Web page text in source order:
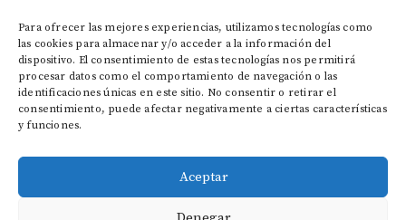
Para ofrecer las mejores experiencias, utilizamos tecnologías como
las cookies para almacenar y/o acceder a la información del
dispositivo. El consentimiento de estas tecnologías nos permitirá
procesar datos como el comportamiento de navegación o las
identificaciones únicas en este sitio. No consentir o retirar el
consentimiento, puede afectar negativamente a ciertas características
y funciones.
Aceptar
CONTACTO